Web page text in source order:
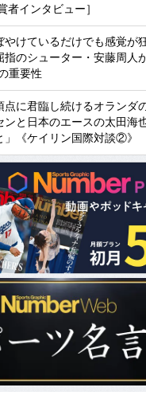
者インタビュー］
やけているだけでも感覚が
指のシューター・安藤周人
重要性
点に君臨し続けるオランダ
ンと日本のエースの太田海
」《ケイリン国際対談②》